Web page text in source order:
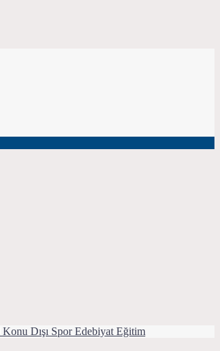
Konu Dışı Spor Edebiyat Eğitim